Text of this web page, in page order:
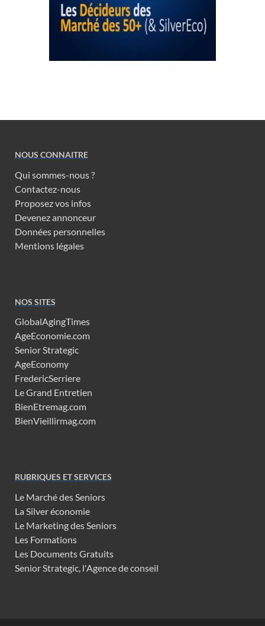
NOUS CONNAITRE
Qui sommes-nous ?
Contactez-nous
Proposez vos infos
Devenez annonceur
Données personnelles
Mentions légales
NOS SITES
GlobalAgingTimes
AgeEconomie.com
Senior Strategic
AgeEconomy
FredericSerriere
Le Grand Entretien
BienEtremag.com
BienVieillirmag.com
RUBRIQUES ET SERVICES
Le Marché des Seniors
La Silver économie
Le Marketing des Seniors
Les Formations
Les Documents Gratuits
Senior Strategic, l'Agence de conseil